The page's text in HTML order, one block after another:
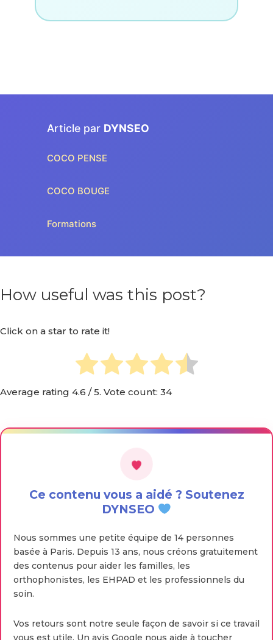
Article par DYNSEO
COCO PENSE
COCO BOUGE
Formations
How useful was this post?
Click on a star to rate it!
Average rating 4.6 / 5. Vote count: 34
Ce contenu vous a aidé ? Soutenez
DYNSEO
Nous sommes une petite équipe de 14 personnes
basée à Paris. Depuis 13 ans, nous créons gratuitement
des contenus pour aider les familles, les
orthophonistes, les EHPAD et les professionnels du
soin.
Vos retours sont notre seule façon de savoir si ce travail
vous est utile. Un avis Google nous aide à toucher